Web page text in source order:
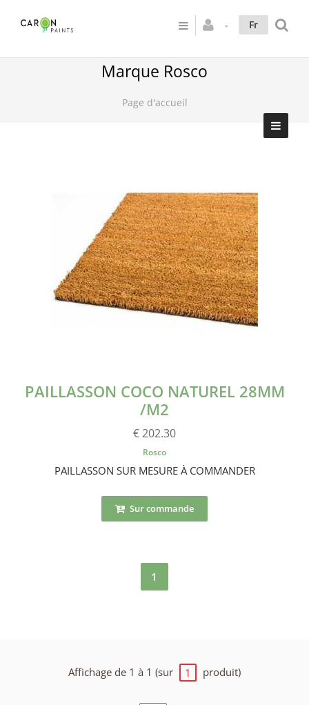
Fr
Marque Rosco
Page d'accueil
PAILLASSON COCO NATUREL 28MM
/M2
€ 202.30
Rosco
PAILLASSON SUR MESURE À COMMANDER
Sur commande
1
Affichage de 1 à 1 (sur 1 produit)